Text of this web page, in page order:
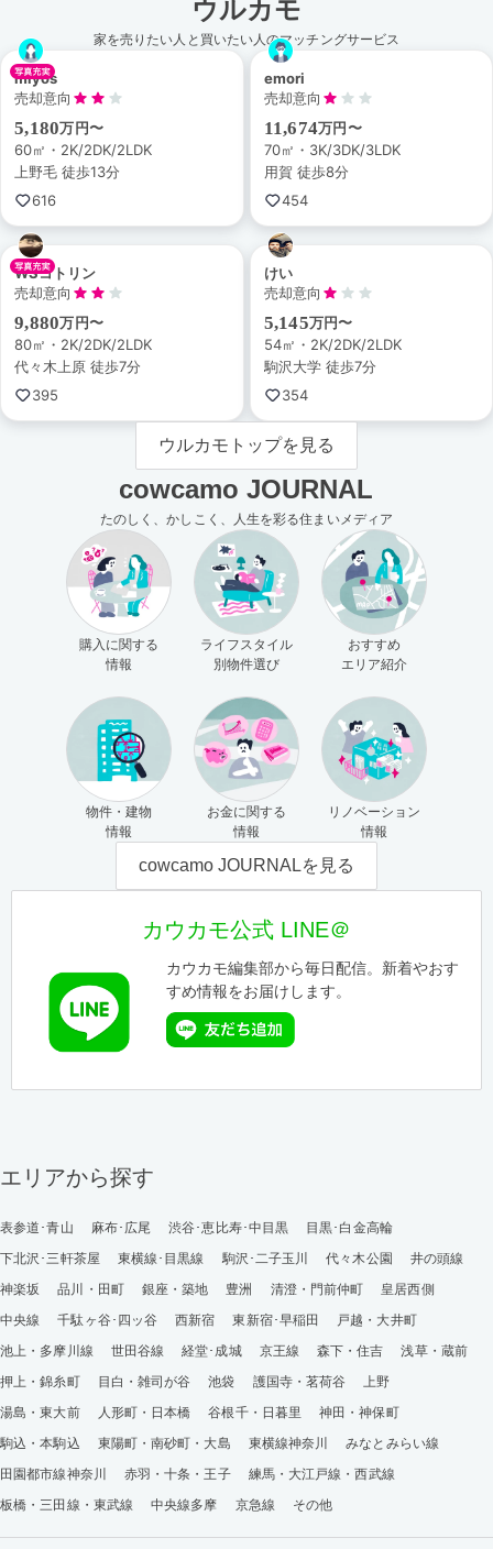
ウルカモ
家を売りたい人と買いたい人のマッチングサービス
miyos
売却意向
5,180万円〜
60㎡・2K/2DK/2LDK
上野毛 徒歩13分
616
emori
売却意向
11,674万円〜
70㎡・3K/3DK/3LDK
用賀 徒歩8分
454
WSコトリン
売却意向
9,880万円〜
80㎡・2K/2DK/2LDK
代々木上原 徒歩7分
395
けい
売却意向
5,145万円〜
54㎡・2K/2DK/2LDK
駒沢大学 徒歩7分
354
ウルカモトップを見る
cowcamo JOURNAL
たのしく、かしこく、人生を彩る住まいメディア
購入に関する
情報
ライフスタイル
別物件選び
おすすめ
エリア紹介
物件・建物
情報
お金に関する
情報
リノベーション
情報
cowcamo JOURNALを見る
カウカモ公式 LINE＠
カウカモ編集部から毎日配信。新着やおす
すめ情報をお届けします。
エリアから探す
表参道･青山 麻布･広尾 渋谷･恵比寿･中目黒
目黒･白金高輪
下北沢･三軒茶屋
東横線･目黒線 駒沢･二子玉川 代々木公園
井の頭線
神楽坂
品川・田町 銀座・築地 豊洲 清澄・門前仲町
皇居西側
中央線
千駄ヶ谷･四ッ谷 西新宿 東新宿･早稲田
戸越・大井町
池上・多摩川線
世田谷線 経堂･成城 京王線 森下・住吉
浅草・蔵前
押上・錦糸町
目白・雑司が谷 池袋 護国寺・茗荷谷
上野
湯島・東大前
人形町・日本橋 谷根千・日暮里
神田・神保町
駒込・本駒込
東陽町・南砂町・大島 東横線神奈川
みなとみらい線
田園都市線神奈川
赤羽・十条・王子
練馬・大江戸線・西武線
板橋・三田線・東武線
中央線多摩 京急線 その他